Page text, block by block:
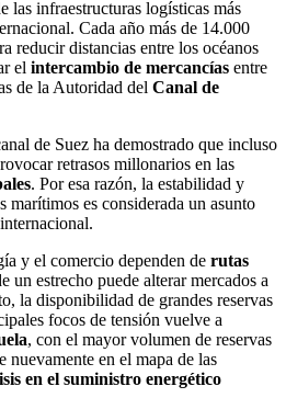
las infraestructuras logísticas más
Cada año más de 14.000
reducir distancias entre los océanos
el intercambio de mercancías entre
de la Autoridad del Canal de
de Suez ha demostrado que incluso
retrasos millonarios en las
. Por esa razón, la estabilidad y
marítimos es considerada un asunto
y el comercio dependen de rutas
un estrecho puede alterar mercados a
la disponibilidad de grandes reservas
focos de tensión vuelve a
, con el mayor volumen de reservas
nuevamente en el mapa de las
en el suministro energético